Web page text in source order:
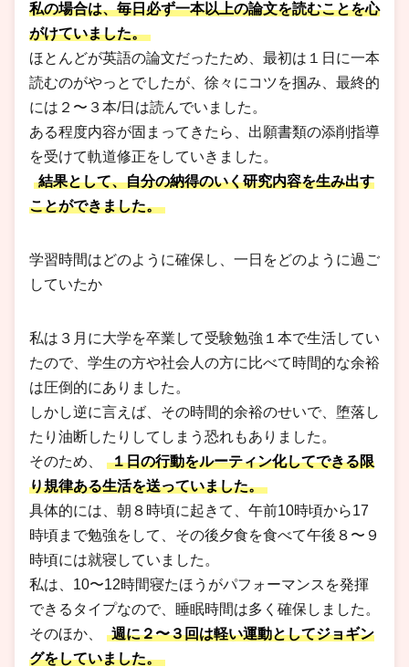
私の場合は、毎日必ず一本以上の論文を読むことを心
がけていました。
ほとんどが英語の論文だったため、最初は１日に一本
読むのがやっとでしたが、徐々にコツを掴み、最終的
には２〜３本/日は読んでいました。
ある程度内容が固まってきたら、出願書類の添削指導
を受けて軌道修正をしていきました。
結果として、自分の納得のいく研究内容を生み出す
ことができました。
学習時間はどのように確保し、一日をどのように過ご
していたか
私は３月に大学を卒業して受験勉強１本で生活してい
たので、学生の方や社会人の方に比べて時間的な余裕
は圧倒的にありました。
しかし逆に言えば、その時間的余裕のせいで、堕落し
たり油断したりしてしまう恐れもありました。
そのため、
１日の行動をルーティン化してできる限
り規律ある生活を送っていました。
具体的には、朝８時頃に起きて、午前10時頃から17
時頃まで勉強をして、その後夕食を食べて午後８〜９
時頃には就寝していました。
私は、10〜12時間寝たほうがパフォーマンスを発揮
できるタイプなので、睡眠時間は多く確保しました。
そのほか、
週に２〜３回は軽い運動としてジョギン
グをしていました。